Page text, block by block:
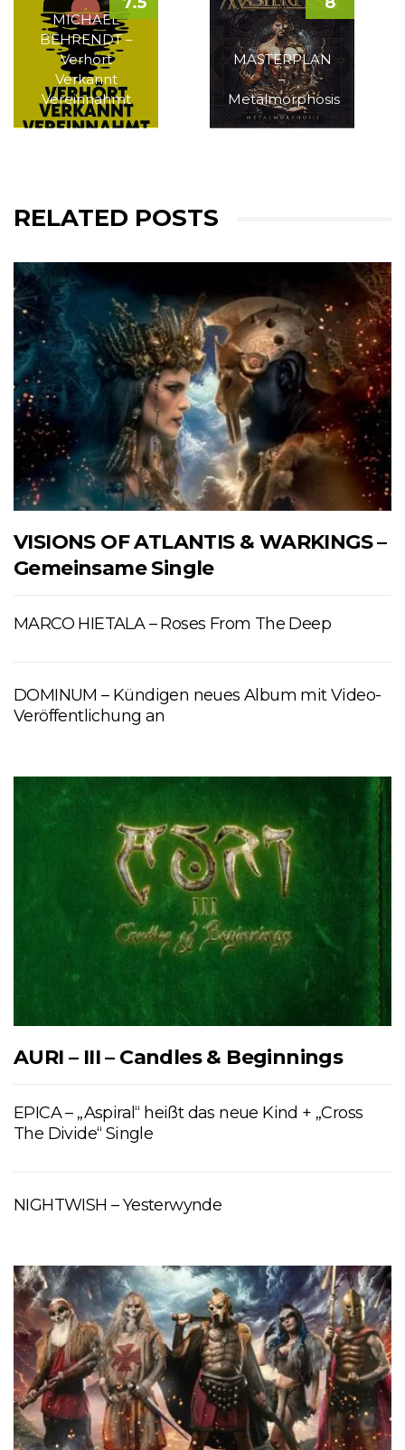
MICHAEL
BEHRENDT –
Verhört
Verkannt
Vereinnahmt
MASTERPLAN
–
Metalmorphosis
RELATED POSTS
VISIONS OF ATLANTIS & WARKINGS –
Gemeinsame Single
MARCO HIETALA – Roses From The Deep
DOMINUM – Kündigen neues Album mit Video-
Veröffentlichung an
AURI – III – Candles & Beginnings
EPICA – „Aspiral“ heißt das neue Kind + „Cross
The Divide“ Single
NIGHTWISH – Yesterwynde